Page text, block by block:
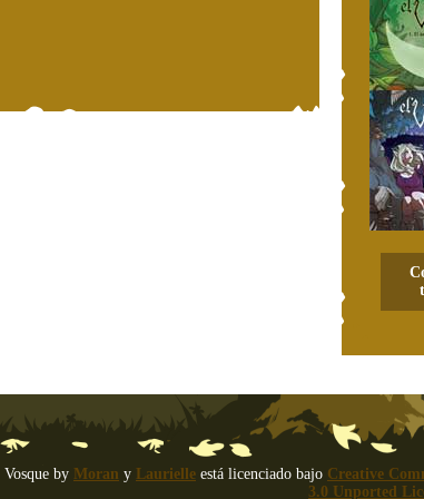
by Moran y Laurielle está licenciado bajo Creative
3.0 Unported